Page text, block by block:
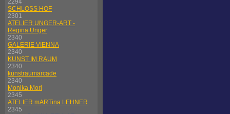
2294
SCHLOSS HOF
2301
ATELIER UNGER-ART -
Regina Unger
2340
GALERIE VIENNA
2340
KUNST IM RAUM
2340
kunstraumarcade
2340
Monika Mori
2345
ATELIER mARTina LEHNER
2345